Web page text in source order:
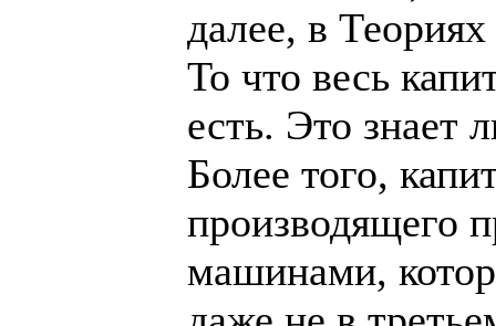
далее, в
То что весь
есть. Это знает
Более того,
производящего
машинами,